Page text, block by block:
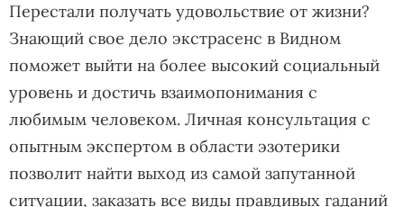
Перестали получать удовольствие от жизни?
Знающий свое дело экстрасенс в Видном
поможет выйти на более высокий социальный
уровень и достичь взаимопонимания с
любимым человеком. Личная консультация с
опытным экспертом в области эзотерики
позволит найти выход из самой запутанной
ситуации, заказать все виды правдивых гаданий